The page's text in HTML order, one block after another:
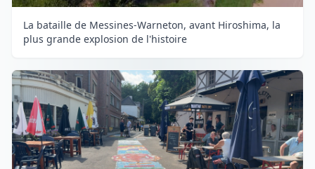
La bataille de Messines-Warneton, avant Hiroshima, la
plus grande explosion de l'histoire